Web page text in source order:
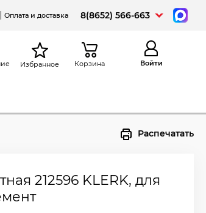
Оплата и доставка 8(8652) 566-663
Избранное Корзина Войти
Распечатать
212596 KLERK, для